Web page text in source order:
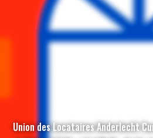
Union des Locataires Anderlecht